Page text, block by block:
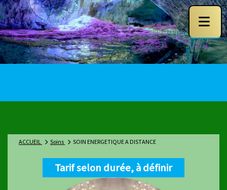
ACCUEIL Soins SOIN ENERGETIQUE A DISTANCE
Tarif selon durée, à définir